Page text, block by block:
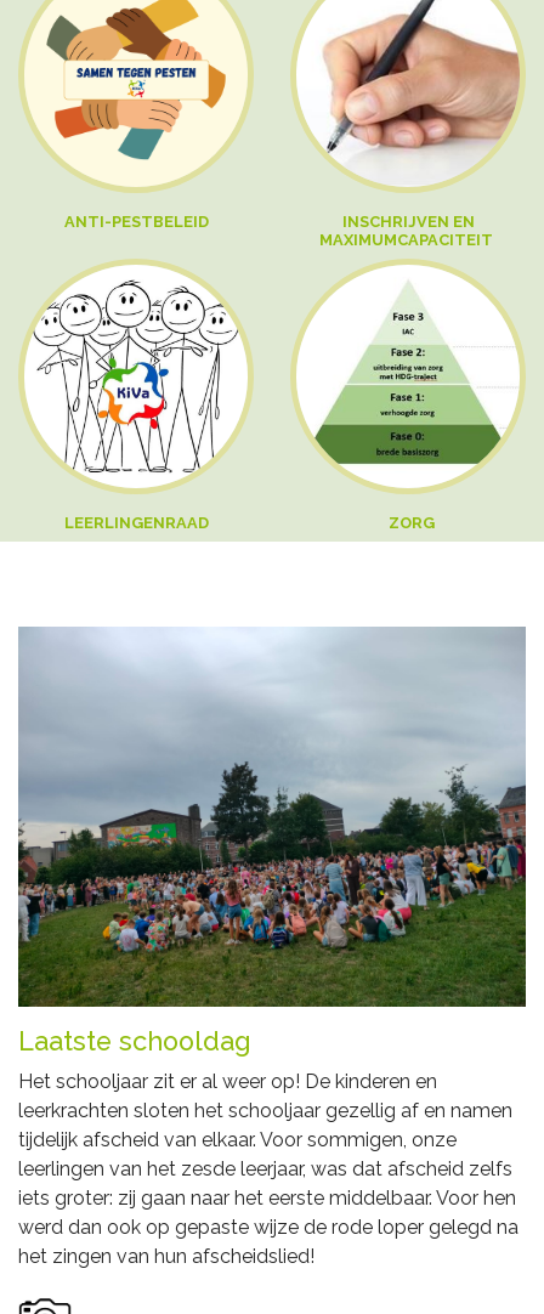
ANTI-PESTBELEID
INSCHRIJVEN EN
MAXIMUMCAPACITEIT
LEERLINGENRAAD ZORG
Laatste schooldag
Het schooljaar zit er al weer op! De kinderen en
leerkrachten sloten het schooljaar gezellig af en namen
tijdelijk afscheid van elkaar. Voor sommigen, onze
leerlingen van het zesde leerjaar, was dat afscheid zelfs
iets groter: zij gaan naar het eerste middelbaar. Voor hen
werd dan ook op gepaste wijze de rode loper gelegd na
het zingen van hun afscheidslied!